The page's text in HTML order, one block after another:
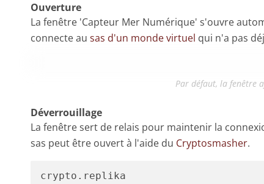
Ouverture
La fenêtre 'Capteur Mer Numérique' s'ouvre
connecte au sas d'un monde virtuel qui n'a pas
Par défaut, la fenêtre
Déverrouillage
La fenêtre sert de relais pour maintenir la
sas peut être ouvert à l'aide du Cryptosmasher.